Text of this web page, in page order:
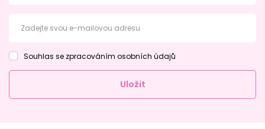
Zadejte svou e-mailovou adresu
Souhlas se zpracováním osobních údajů
Uložit